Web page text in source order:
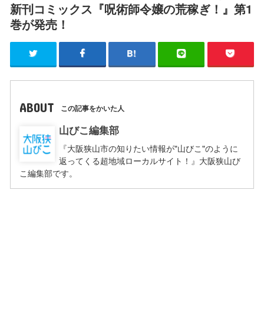
新刊コミックス『呪術師令嬢の荒稼ぎ！』第1
巻が発売！
ABOUT この記事をかいた人
山びこ編集部
『大阪狭山市の知りたい情報が"山びこ"のように
返ってくる超地域ローカルサイト！』大阪狭山び
こ編集部です。